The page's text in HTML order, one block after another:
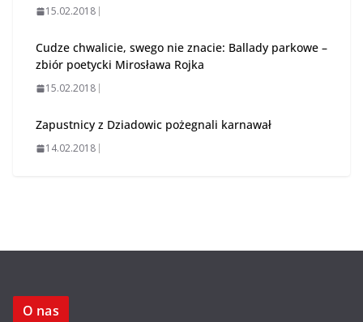
15.02.2018
Cudze chwalicie, swego nie znacie: Ballady parkowe –
zbiór poetycki Mirosława Rojka
15.02.2018
Zapustnicy z Dziadowic pożegnali karnawał
14.02.2018
O nas